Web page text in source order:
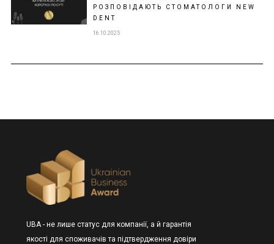
РОЗПОВІДАЮТЬ СТОМАТОЛОГИ NEW
DENT
16.10.2025
UBA - не лише статус для компанії, а й гарантія
якості для споживачів та підтвердження довіри